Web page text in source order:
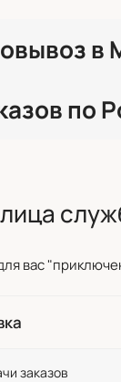
по
вас
заказов